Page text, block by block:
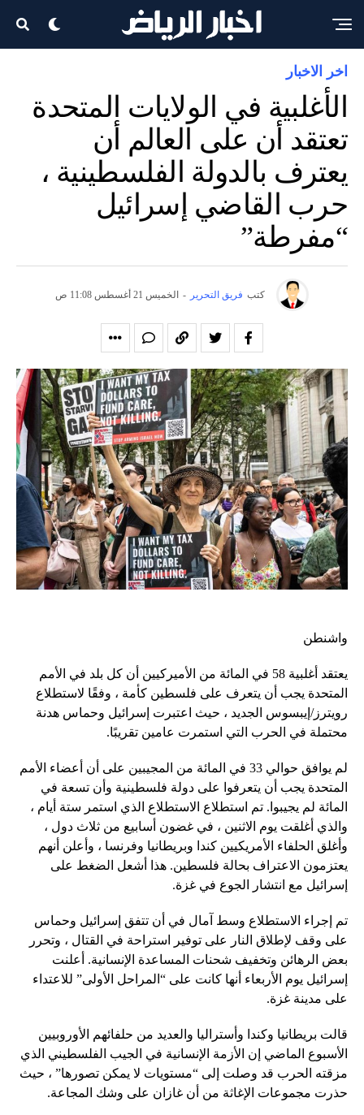
اخر الاخبار
الأغلبية في الولايات المتحدة
تعتقد أن على العالم أن
يعترف بالدولة الفلسطينية ،
حرب القاضي إسرائيل
“مفرطة”
كتب فريق التحرير - الخميس 21 أغسطس 11:08 ص
واشنطن
يعتقد أغلبية 58 في المائة من الأميركيين أن كل بلد في الأمم
المتحدة يجب أن يتعرف على فلسطين كأمة ، وفقًا لاستطلاع
رويترز/إيبسوس الجديد ، حيث اعتبرت إسرائيل وحماس هدنة
محتملة في الحرب التي استمرت عامين تقريبًا.
لم يوافق حوالي 33 في المائة من المجيبين على أن أعضاء الأمم
المتحدة يجب أن يتعرفوا على دولة فلسطينية وأن تسعة في
المائة لم يجيبوا. تم استطلاع الاستطلاع الذي استمر ستة أيام ،
والذي أغلقت يوم الاثنين ، في غضون أسابيع من ثلاث دول ،
وأغلق الحلفاء الأمريكيين كندا وبريطانيا وفرنسا ، وأعلن أنهم
يعتزمون الاعتراف بحالة فلسطين. هذا أشعل الضغط على
إسرائيل مع انتشار الجوع في غزة.
تم إجراء الاستطلاع وسط آمال في أن تتفق إسرائيل وحماس
على وقف لإطلاق النار على توفير استراحة في القتال ، وتحرر
بعض الرهائن وتخفيف شحنات المساعدة الإنسانية. أعلنت
إسرائيل يوم الأربعاء أنها كانت على “المراحل الأولى” للاعتداء
على مدينة غزة.
قالت بريطانيا وكندا وأستراليا والعديد من حلفائهم الأوروبيين
الأسبوع الماضي إن الأزمة الإنسانية في الجيب الفلسطيني الذي
مزقته الحرب قد وصلت إلى “مستويات لا يمكن تصورها” ، حيث
حذرت مجموعات الإغاثة من أن غازان على وشك المجاعة.